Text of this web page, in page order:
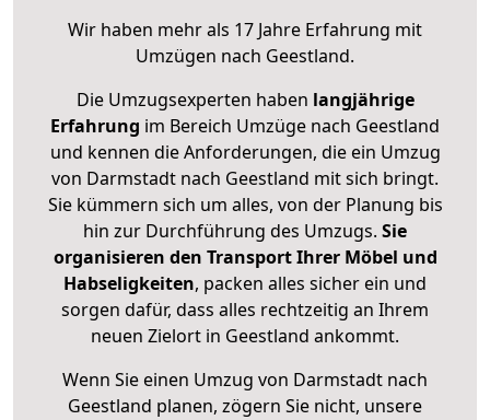
Wir haben mehr als 17 Jahre Erfahrung mit
Umzügen nach Geestland.
Die Umzugsexperten haben langjährige
Erfahrung im Bereich Umzüge nach Geestland
und kennen die Anforderungen, die ein Umzug
von Darmstadt nach Geestland mit sich bringt.
Sie kümmern sich um alles, von der Planung bis
hin zur Durchführung des Umzugs. Sie
organisieren den Transport Ihrer Möbel und
Habseligkeiten, packen alles sicher ein und
sorgen dafür, dass alles rechtzeitig an Ihrem
neuen Zielort in Geestland ankommt.
Wenn Sie einen Umzug von Darmstadt nach
Geestland planen, zögern Sie nicht, unsere